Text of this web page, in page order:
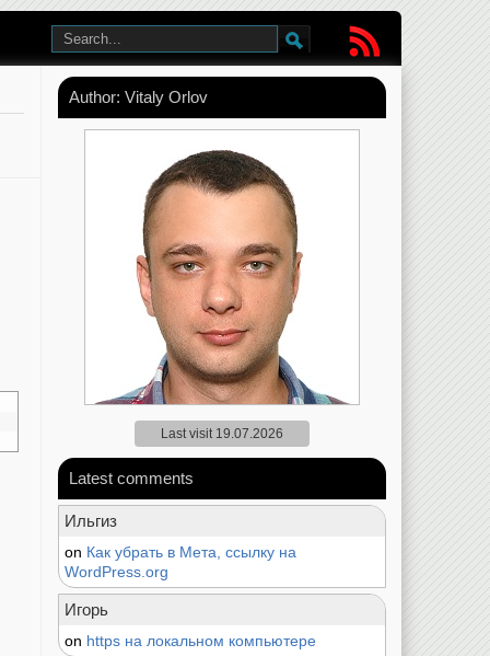
Author: Vitaly Orlov
Last visit 19.07.2026
Latest comments
Ильгиз
on Как убрать в Мета, ссылку на
WordPress.org
Игорь
on https на локальном компьютере